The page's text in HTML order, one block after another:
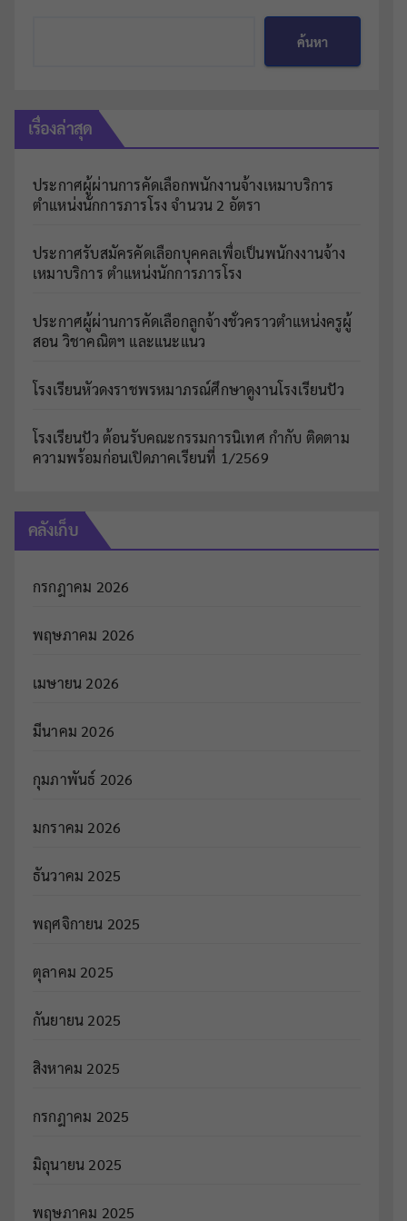
ค้นหา
เรื่องล่าสุด
ประกาศผู้ผ่านการคัดเลือกพนักงานจ้างเหมาบริการ
ตำแหน่งนักการภารโรง จำนวน 2 อัตรา
ประกาศรับสมัครคัดเลือกบุคคลเพื่อเป็นพนักงงานจ้าง
เหมาบริการ ตำแหน่งนักการภารโรง
ประกาศผู้ผ่านการคัดเลือกลูกจ้างชั่วคราวตำแหน่งครูผู้
สอน วิชาคณิตฯ และแนะแนว
โรงเรียนหัวดงราชพรหมาภรณ์ศึกษาดูงานโรงเรียนปัว
โรงเรียนปัว ต้อนรับคณะกรรมการนิเทศ กำกับ ติดตาม
ความพร้อมก่อนเปิดภาคเรียนที่ 1/2569
คลังเก็บ
กรกฎาคม 2026
พฤษภาคม 2026
เมษายน 2026
มีนาคม 2026
กุมภาพันธ์ 2026
มกราคม 2026
ธันวาคม 2025
พฤศจิกายน 2025
ตุลาคม 2025
กันยายน 2025
สิงหาคม 2025
กรกฎาคม 2025
มิถุนายน 2025
พฤษภาคม 2025